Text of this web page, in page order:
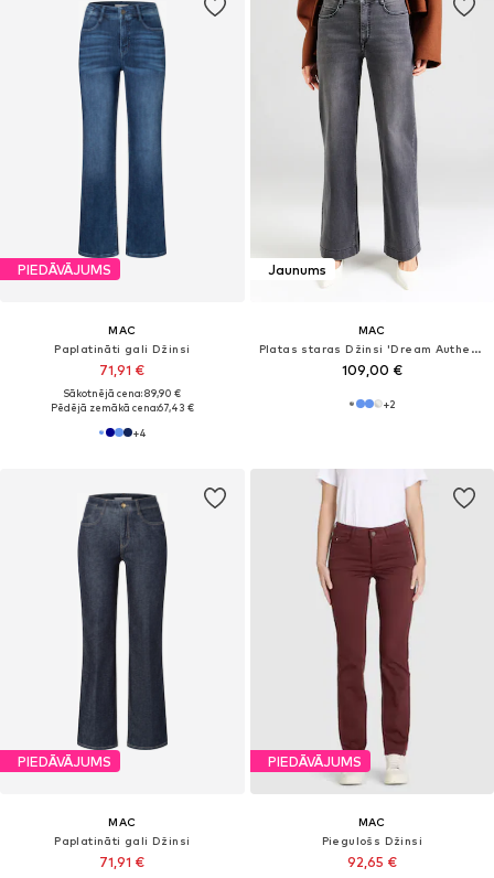
PIEDĀVĀJUMS
MAC
Paplatināti gali Džinsi
71,91 €
Sākotnējā cena: 89,90 €
Pēdējā zemākā cena:67,43 €
+4
Jaunums
MAC
Platas staras Džinsi 'Dream Authentic'
109,00 €
+2
PIEDĀVĀJUMS
MAC
Paplatināti gali Džinsi
71,91 €
PIEDĀVĀJUMS
MAC
Piegulošs Džinsi
92,65 €